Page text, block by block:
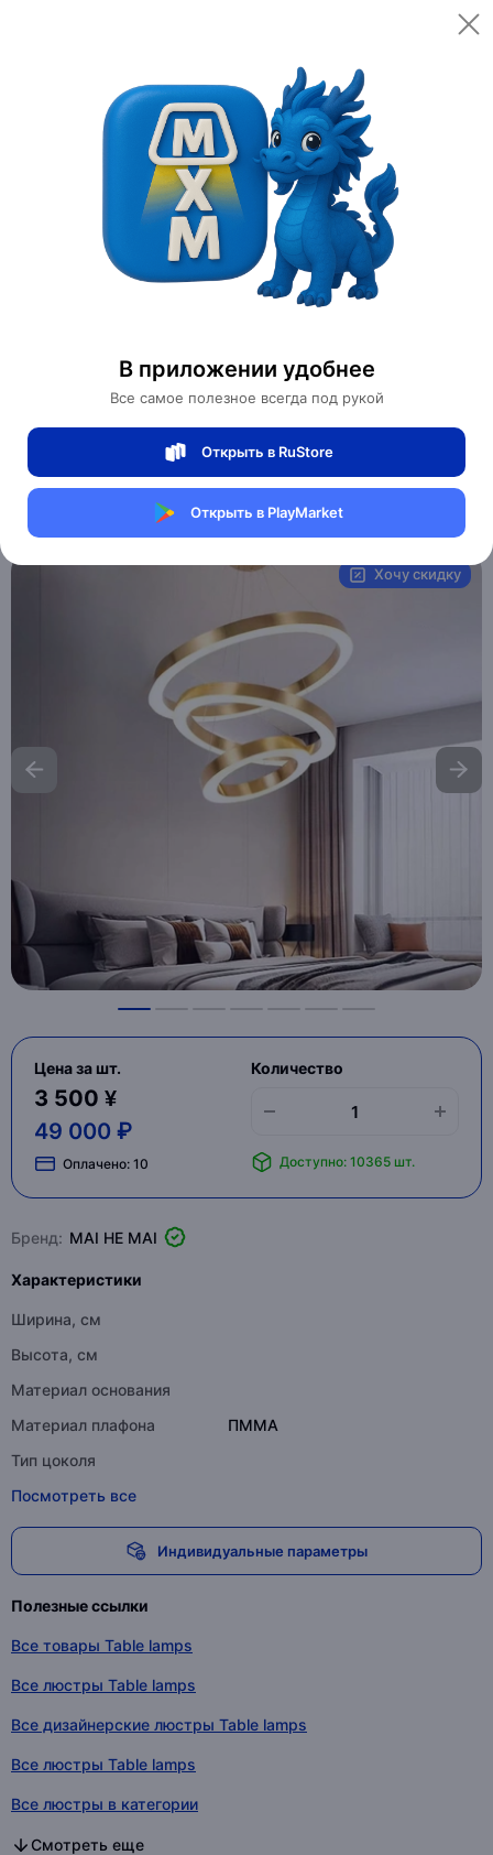
В приложении удобнее
Все самое полезное всегда под рукой
Открыть в RuStore
Открыть в PlayMarket
Открыть
Категории Светильники
Люстры
40*60*80 металл, LED.
Магазин Table lamps
MHM_IRON
Хочу скидку
Цена за шт.
3 500 ¥
49 000 ₽
Оплачено: 10
Количество
Доступно: 10365 шт.
Бренд: MAI HE MAI
Характеристики
Ширина, см
Высота, см
Материал основания
Материал плафона
ПММА
Тип цоколя
Посмотреть все
Индивидуальные параметры
Полезные ссылки
Все товары Table lamps
Все люстры Table lamps
Все дизайнерские люстры Table lamps
Все люстры Table lamps
Все люстры в категории
Все дизайнерские люстры в категории
Все люстры в категории
Смотреть еще